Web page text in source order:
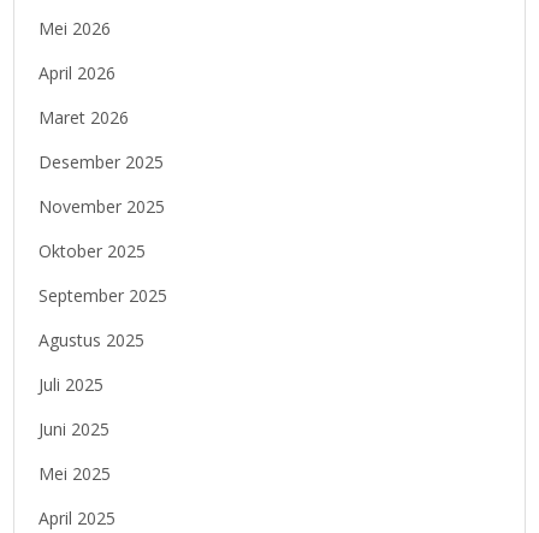
Mei 2026
April 2026
Maret 2026
Desember 2025
November 2025
Oktober 2025
September 2025
Agustus 2025
Juli 2025
Juni 2025
Mei 2025
April 2025